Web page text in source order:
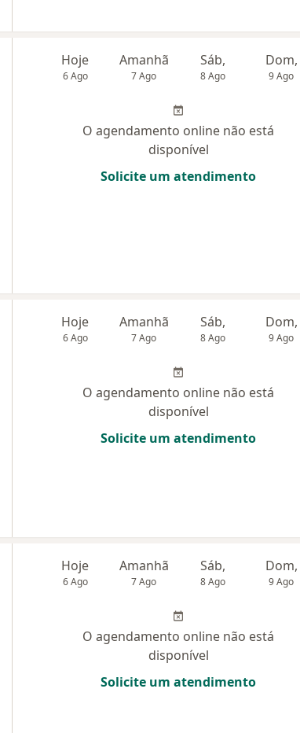
Hoje
6 Ago
Amanhã
7 Ago
Sáb,
8 Ago
Dom,
9 Ago
O agendamento online não está
disponível
Solicite um atendimento
Hoje
6 Ago
Amanhã
7 Ago
Sáb,
8 Ago
Dom,
9 Ago
O agendamento online não está
disponível
Solicite um atendimento
Hoje
6 Ago
Amanhã
7 Ago
Sáb,
8 Ago
Dom,
9 Ago
O agendamento online não está
disponível
Solicite um atendimento